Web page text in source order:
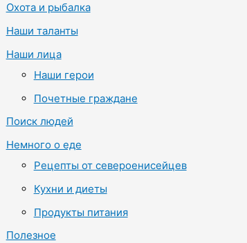
Охота и рыбалка
Наши таланты
Наши лица
Наши герои
Почетные граждане
Поиск людей
Немного о еде
Рецепты от североенисейцев
Кухни и диеты
Продукты питания
Полезное